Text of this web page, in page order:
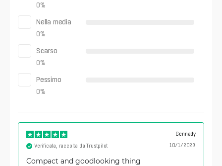
0%
Nella media
0%
Scarso
0%
Pessimo
0%
Gennady
10/1/2023
Verificata, raccolta da Trustpilot
Compact and goodlooking thing